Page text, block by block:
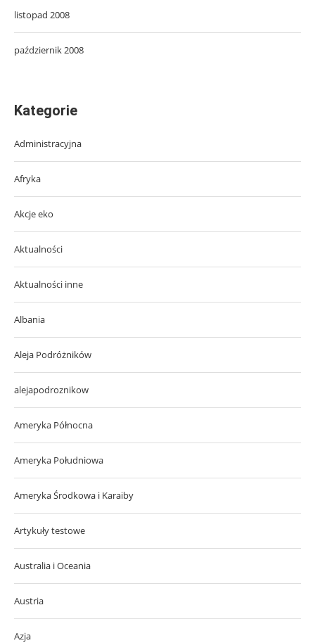
listopad 2008
październik 2008
Kategorie
Administracyjna
Afryka
Akcje eko
Aktualności
Aktualności inne
Albania
Aleja Podróżników
alejapodroznikow
Ameryka Północna
Ameryka Południowa
Ameryka Środkowa i Karaiby
Artykuły testowe
Australia i Oceania
Austria
Azja